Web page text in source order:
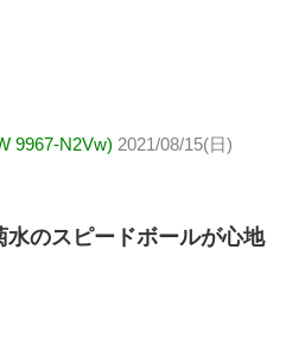
9967-N2Vw) 2021/08/15(日)
のスピードボールが心地